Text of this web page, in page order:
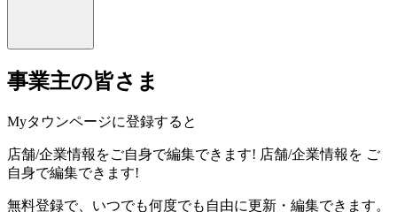
事業主の皆さま
Myタウンページに登録すると
店舗/企業情報をご自身で編集できます! 店舗/企業情報を ご
自身で編集できます!
無料登録で、いつでも何度でも自由に更新・編集できます。